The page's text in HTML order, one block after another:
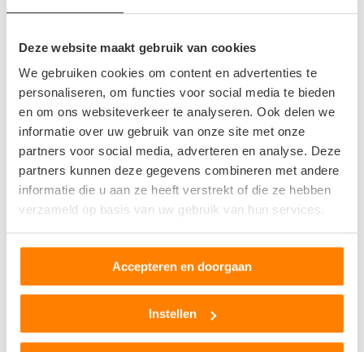
Deze website maakt gebruik van cookies
We gebruiken cookies om content en advertenties te
personaliseren, om functies voor social media te bieden
en om ons websiteverkeer te analyseren. Ook delen we
informatie over uw gebruik van onze site met onze
partners voor social media, adverteren en analyse. Deze
partners kunnen deze gegevens combineren met andere
informatie die u aan ze heeft verstrekt of die ze hebben
verzameld op basis van uw gebruik van hun services.
Accepteren en doorgaan
Instellen
Echt
Geleen
Geulle
Gulpen
Haelen
Heerlen
Kelpen-Oler
Kerkrade
Landgraaf
Maasbracht
Ospel
Roermond